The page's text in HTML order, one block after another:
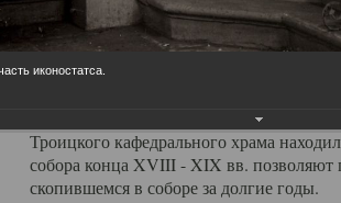
царскими вратами, изящным
собой поистине художественную
шитьем, многочисленными предметами
неповторимый красочный ансамбль
поражающий воображение своих
Троицкого кафедрального храма
собора конца XVIII - XIX вв. позволяют
скопившемся в соборе за долгие годы.
иконостатса.